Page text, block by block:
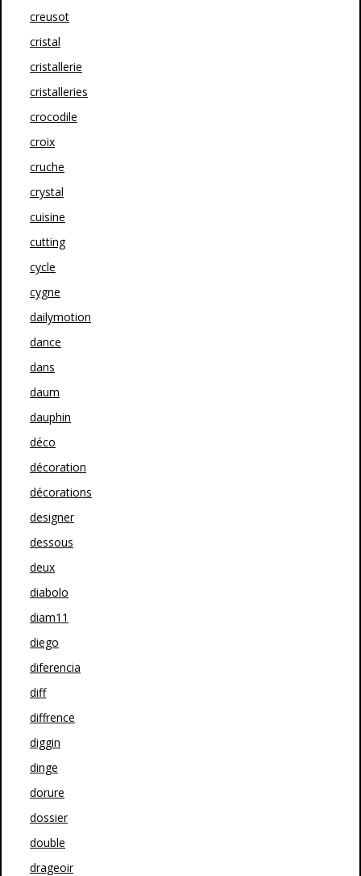
creusot
cristal
cristallerie
cristalleries
crocodile
croix
cruche
crystal
cuisine
cutting
cycle
cygne
dailymotion
dance
dans
daum
dauphin
déco
décoration
décorations
designer
dessous
deux
diabolo
diam11
diego
diferencia
diff
diffrence
diggin
dinge
dorure
dossier
double
drageoir